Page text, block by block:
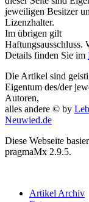
jeweiligen Besitzer
Lizenzhalter.
Im übrigen gilt
Haftungsausschluss.
Details finden Sie im
Die Artikel sind
Eigentum des/der
Autoren,
alles andere © by
Neuwied.de
Diese Webseite
pragmaMx 2.9.5.
Artikel Archiv